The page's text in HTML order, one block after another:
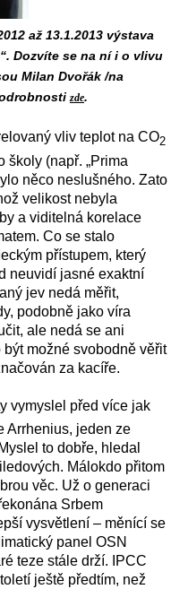
až 13.1.2013 výstava
Dozvíte se na ní i o vlivu
Milan Dvořák /na
zde.
vliv teplot na CO2
školy (např. „Prima
něco neslušného. Zato
velikost nebyla
a viditelná korelace
Co se stalo
přístupem, který
neuvidí jasné exaktní
jev nedá měřit,
podobně jako víra
ale nedá se ani
možné svobodně věřit
za kacíře.
vymyslel před více jak
Arrhenius, jeden ze
to dobře, hledal
Málokdo přitom
věc. Už o generaci
Srbem
vysvětlení – měnící se
panel OSN
teze stále drží. IPCC
ještě předtím, než